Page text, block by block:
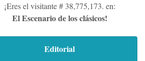
¡Eres el visitante # 38,775,173. en:
El Escenario de los clásicos!
Editorial